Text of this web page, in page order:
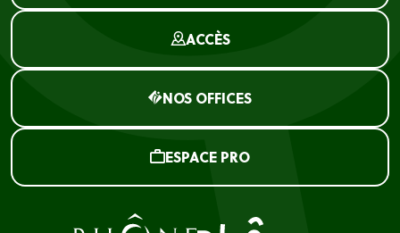
ACCÈS
NOS OFFICES
ESPACE PRO